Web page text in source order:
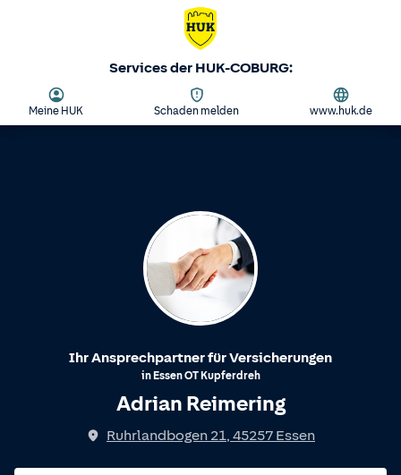
Services der HUK-COBURG:
Meine HUK Schaden melden www.huk.de
Ihr Ansprechpartner für Versicherungen
in EssenOT Kupferdreh
Adrian Reimering
Ruhrlandbogen 21, 45257 Essen